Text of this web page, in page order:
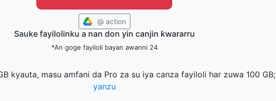
@ action
Sauke fayilolinku a nan don yin canjin ƙwararru
*An goge fayiloli bayan awanni 24
kyauta, masu amfani da Pro za su iya canza fayiloli har zuwa 100 GB;
yanzu